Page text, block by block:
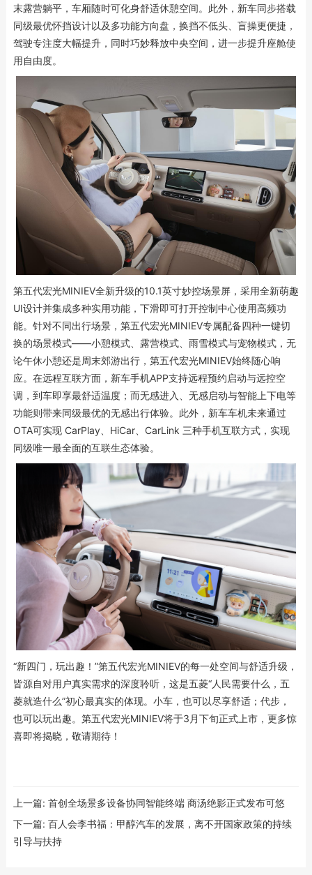
末露营躺平，车厢随时可化身舒适休憩空间。此外，新车同步搭载
同级最优怀挡设计以及多功能方向盘，换挡不低头、盲操更便捷，
驾驶专注度大幅提升，同时巧妙释放中央空间，进一步提升座舱使
用自由度。
第五代宏光MINIEV全新升级的10.1英寸妙控场景屏，采用全新萌趣
UI设计并集成多种实用功能，下滑即可打开控制中心使用高频功
能。针对不同出行场景，第五代宏光MINIEV专属配备四种一键切
换的场景模式——小憩模式、露营模式、雨雪模式与宠物模式，无
论午休小憩还是周末郊游出行，第五代宏光MINIEV始终随心响
应。在远程互联方面，新车手机APP支持远程预约启动与远控空
调，到车即享最舒适温度；而无感进入、无感启动与智能上下电等
功能则带来同级最优的无感出行体验。此外，新车车机未来通过
OTA可实现 CarPlay、HiCar、CarLink 三种手机互联方式，实现
同级唯一最全面的互联生态体验。
“新四门，玩出趣！”第五代宏光MINIEV的每一处空间与舒适升级，
皆源自对用户真实需求的深度聆听，这是五菱“人民需要什么，五
菱就造什么”初心最真实的体现。小车，也可以尽享舒适；代步，
也可以玩出趣。第五代宏光MINIEV将于3月下旬正式上市，更多惊
喜即将揭晓，敬请期待！
上一篇: 首创全场景多设备协同智能终端 商汤绝影正式发布可悠
下一篇: 百人会李书福：甲醇汽车的发展，离不开国家政策的持续
引导与扶持